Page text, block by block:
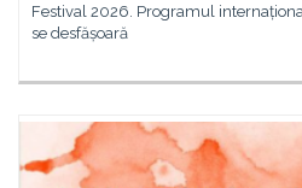
Festival 2026. Programul
se desfășoară